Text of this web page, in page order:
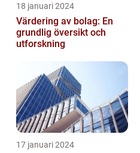
18 januari 2024
Värdering av bolag: En
grundlig översikt och
utforskning
17 januari 2024